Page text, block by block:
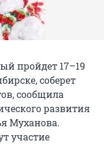
пройдет 17–19
соберет
сообщила
развития
Муханова.
участие